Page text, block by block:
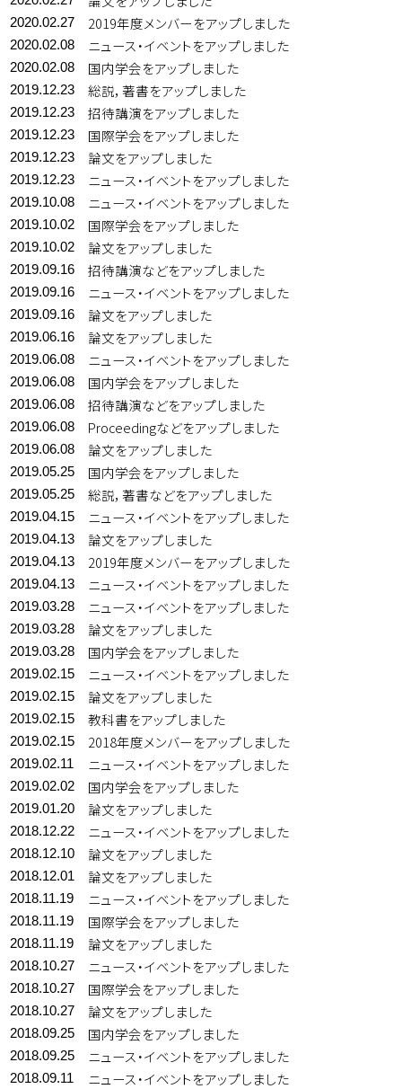
2020.02.27 2019年度メンバーをアップしました
2020.02.08 ニュース・イベントをアップしました
2020.02.08 国内学会をアップしました
2019.12.23 総説，著書をアップしました
2019.12.23 招待講演をアップしました
2019.12.23 国際学会をアップしました
2019.12.23 論文をアップしました
2019.12.23 ニュース・イベントをアップしました
2019.10.08 ニュース・イベントをアップしました
2019.10.02 国際学会をアップしました
2019.10.02 論文をアップしました
2019.09.16 招待講演などをアップしました
2019.09.16 ニュース・イベントをアップしました
2019.09.16 論文をアップしました
2019.06.16 論文をアップしました
2019.06.08 ニュース・イベントをアップしました
2019.06.08 国内学会をアップしました
2019.06.08 招待講演などをアップしました
2019.06.08 Proceedingなどをアップしました
2019.06.08 論文をアップしました
2019.05.25 国内学会をアップしました
2019.05.25 総説，著書などをアップしました
2019.04.15 ニュース・イベントをアップしました
2019.04.13 論文をアップしました
2019.04.13 2019年度メンバーをアップしました
2019.04.13 ニュース・イベントをアップしました
2019.03.28 ニュース・イベントをアップしました
2019.03.28 論文をアップしました
2019.03.28 国内学会をアップしました
2019.02.15 ニュース・イベントをアップしました
2019.02.15 論文をアップしました
2019.02.15 教科書をアップしました
2019.02.15 2018年度メンバーをアップしました
2019.02.11 ニュース・イベントをアップしました
2019.02.02 国内学会をアップしました
2019.01.20 論文をアップしました
2018.12.22 ニュース・イベントをアップしました
2018.12.10 論文をアップしました
2018.12.01 論文をアップしました
2018.11.19 ニュース・イベントをアップしました
2018.11.19 国際学会をアップしました
2018.11.19 論文をアップしました
2018.10.27 ニュース・イベントをアップしました
2018.10.27 国際学会をアップしました
2018.10.27 論文をアップしました
2018.09.25 国内学会をアップしました
2018.09.25 ニュース・イベントをアップしました
2018.09.11 ニュース・イベントをアップしました